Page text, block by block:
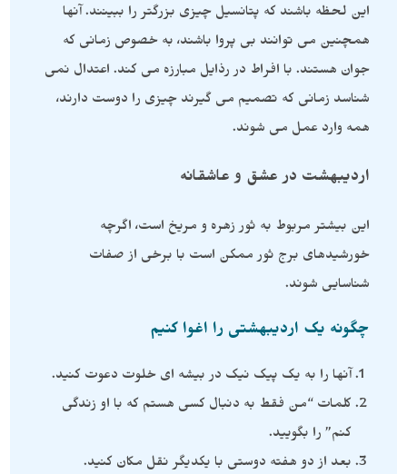
این لحظه باشند که پتانسیل چیزی بزرگتر را ببینند. آنها
همچنین می توانند بی پروا باشند، به خصوص زمانی که
جوان هستند. با افراط در رذایل مبارزه می کند. اعتدال نمی
شناسد زمانی که تصمیم می گیرند چیزی را دوست دارند،
همه وارد عمل می شوند.
اردیبهشت در عشق و عاشقانه
این بیشتر مربوط به ثور زهره و مریخ است، اگرچه
خورشیدهای برج ثور ممکن است با برخی از صفات
شناسایی شوند.
چگونه یک اردیبهشتی را اغوا کنیم
آنها را به یک پیک نیک در بیشه ای خلوت دعوت کنید.
کلمات “من فقط به دنبال کسی هستم که با او زندگی
کنم” را بگویید.
بعد از دو هفته دوستی با یکدیگر نقل مکان کنید.